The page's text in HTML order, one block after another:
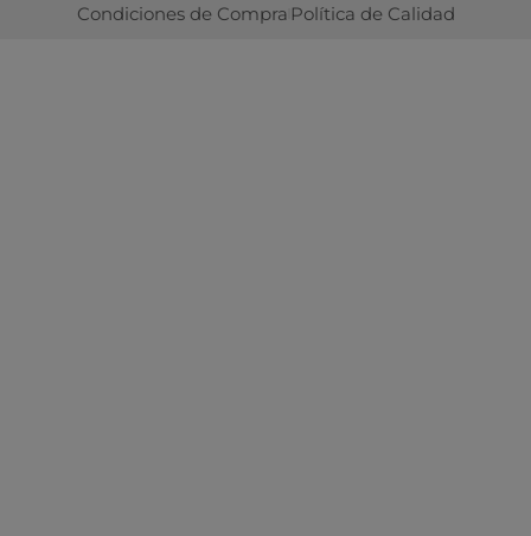
Condiciones de Compra Política de Calidad